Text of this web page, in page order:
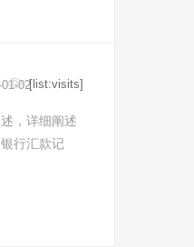
，详细阐述
行汇款记
02[list:visits]